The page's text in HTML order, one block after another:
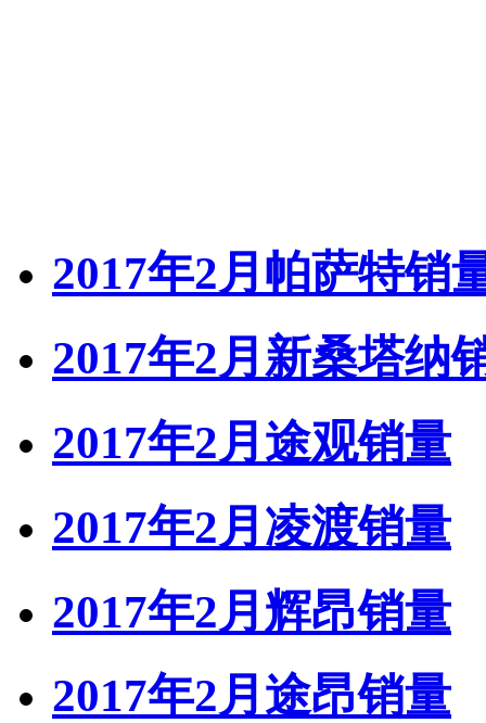
2017年2月帕萨特销
2017年2月新桑塔纳
2017年2月途观销量
2017年2月凌渡销量
2017年2月辉昂销量
2017年2月途昂销量